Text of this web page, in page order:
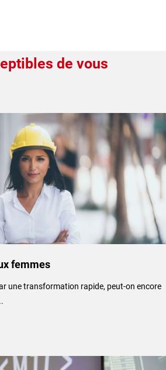
de vous
femmes
une transformation rapide, peut-on encore